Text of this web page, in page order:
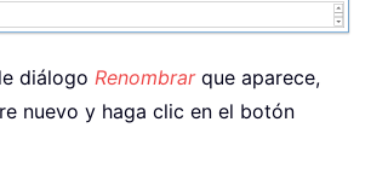
diálogo Renombrarque aparece,
nuevo y haga clic en el botón